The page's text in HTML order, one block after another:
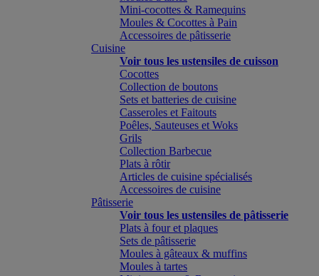
Mini-cocottes & Ramequins
Moules & Cocottes à Pain
Accessoires de pâtisserie
Cuisine
Voir tous les ustensiles de cuisson
Cocottes
Collection de boutons
Sets et batteries de cuisine
Casseroles et Faitouts
Poêles, Sauteuses et Woks
Grils
Collection Barbecue
Plats à rôtir
Articles de cuisine spécialisés
Accessoires de cuisine
Pâtisserie
Voir tous les ustensiles de pâtisserie
Plats à four et plaques
Sets de pâtisserie
Moules à gâteaux & muffins
Moules à tartes